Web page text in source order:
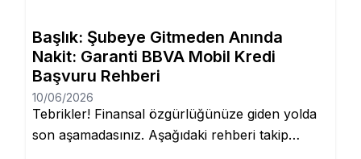
Başlık: Şubeye Gitmeden Anında
Nakit: Garanti BBVA Mobil Kredi
Başvuru Rehberi
10/06/2026
Tebrikler! Finansal özgürlüğünüze giden yolda
son aşamadasınız. Aşağıdaki rehberi takip